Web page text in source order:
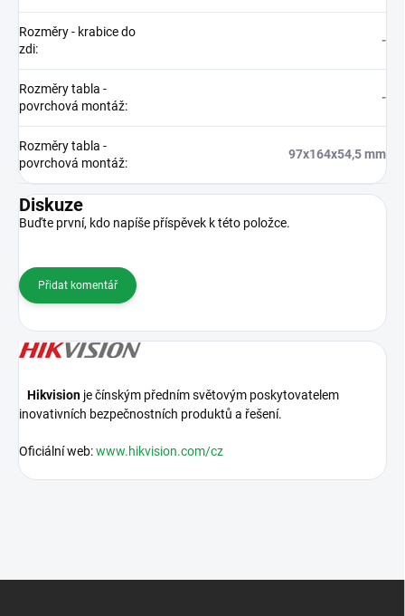
Rozměry - krabice do
zdi:
-
Rozměry tabla -
povrchová montáž:
-
Rozměry tabla -
povrchová montáž:
97x164x54,5 mm
Diskuze
Buďte první, kdo napíše příspěvek k této položce.
Přidat komentář
Hikvision je čínským předním světovým poskytovatelem
inovativních bezpečnostních produktů a řešení.
Oficiální web:www.hikvision.com/cz